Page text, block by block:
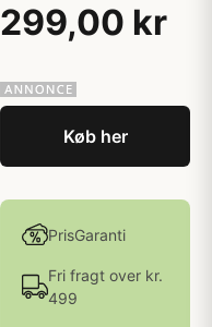
299,00 kr
Køb her
PrisGaranti
Fri fragt over kr.
499